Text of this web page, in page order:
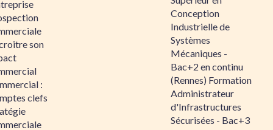
son
:
clefs
Conception
Industrielle de
Systèmes
Mécaniques -
Bac+2 en continu
(Rennes) Formation
Administrateur
d'Infrastructures
Sécurisées - Bac+3